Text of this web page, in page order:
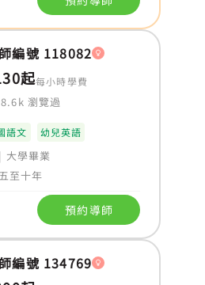
編號 118082
起每小時學費
8.6k 瀏覽過
語文 幼兒英語
大學畢業
五至十年
預約導師
編號 134769